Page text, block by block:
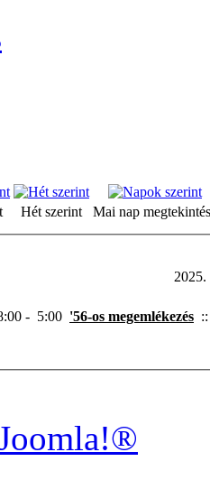
Hét szerint
Mai nap
- 5:00 '56-os megemlékezés